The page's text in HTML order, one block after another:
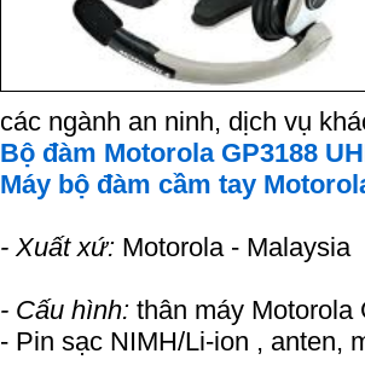
các ngành an ninh, dịch vụ
Bộ đàm Motorola GP3188
Máy bộ đàm cầm tay
- Xuất xứ: Motorola - Malaysia
- Cấu hình: thân máy Motorola
- Pin sạc NIMH/Li-ion , anten,